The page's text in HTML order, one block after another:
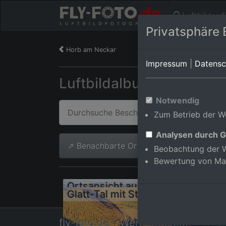
Luftbilder
Horb am Neckar
Luftbildalbum von
⇗ Benachbarte Orte Alle
Ortsansicht aus Osten
fly-foto.de - Werner Riehm
Privatsphäre
Impressum
Notwendig
Zum Betrieb der
Analysen durch
Beobachtung der
Bewertung von